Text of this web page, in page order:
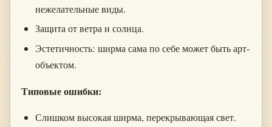
нежелательные виды.
Защита от ветра и солнца.
Эстетичность: ширма сама по себе может быть арт-
объектом.
Типовые ошибки:
Слишком высокая ширма, перекрывающая свет.